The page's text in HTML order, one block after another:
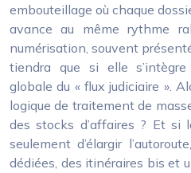
embouteillage où chaque
avance au même rythme
numérisation, souvent
tiendra que si elle
globale du « flux judiciaire ».
logique de traitement de
des stocks d’affaires ? Et si
seulement d’élargir
dédiées, des itinéraires bis et